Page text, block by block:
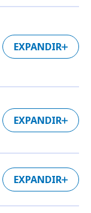
EXPANDIR
EXPANDIR
EXPANDIR